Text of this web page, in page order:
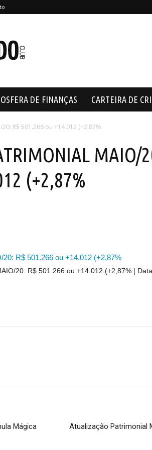
DE FINANÇAS CARTEIRA DE
20: R$ 501.266 ou +14.012 (+2,87%
MAIO/
(+2,87%
R$ 501.266 ou +14.012 (+2,87%
20: R$ 501.266 ou +14.012 (+2,87%
Mágica
Atualização Patrimonial